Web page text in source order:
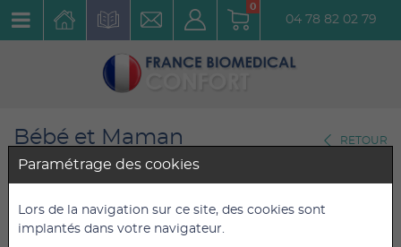
0
04 78 82 02 79
Bébé et Maman
Couches Culottes
RETOUR
Paquet de culottes
biologiques d'apprentissage-
Paramétrage des cookies
Lors de la navigation sur ce site, des cookies sont
implantés dans votre navigateur.